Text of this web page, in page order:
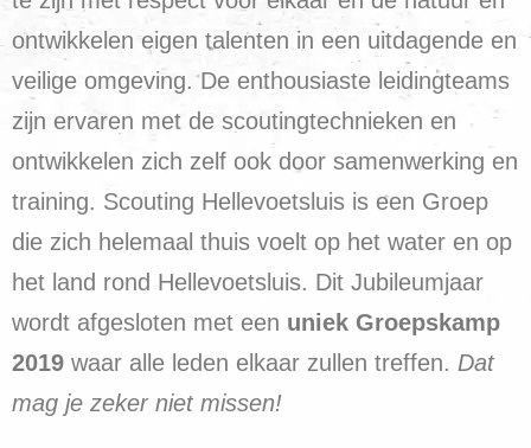
ontwikkelen eigen talenten in een uitdagende en
veilige omgeving. De enthousiaste leidingteams
zijn ervaren met de scoutingtechnieken en
ontwikkelen zich zelf ook door samenwerking en
training. Scouting Hellevoetsluis is een Groep
die zich helemaal thuis voelt op het water en op
het land rond Hellevoetsluis. Dit Jubileumjaar
wordt afgesloten met een uniek Groepskamp
2019 waar alle leden elkaar zullen treffen. Dat
mag je zeker niet missen!